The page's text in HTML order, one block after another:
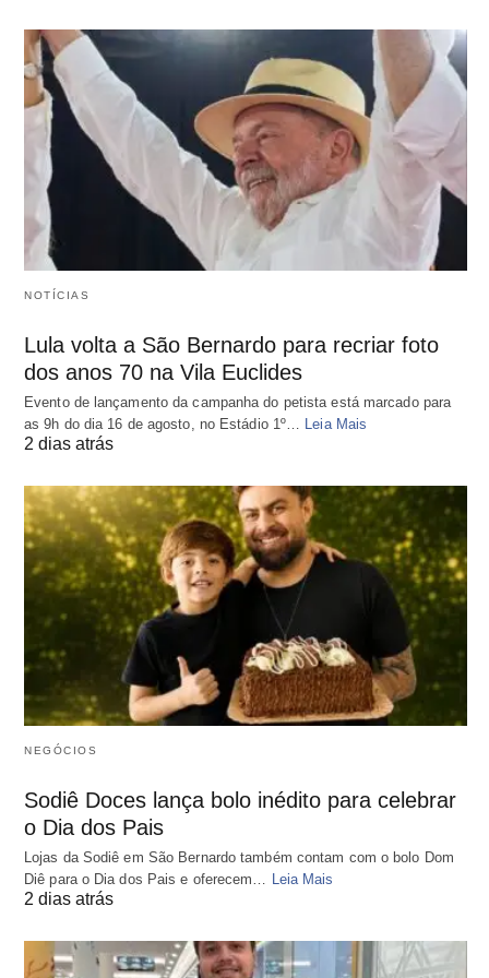
NOTÍCIAS
Lula volta a São Bernardo para recriar foto
dos anos 70 na Vila Euclides
Evento de lançamento da campanha do petista está marcado para
as 9h do dia 16 de agosto, no Estádio 1º…
Leia Mais
2 dias atrás
NEGÓCIOS
Sodiê Doces lança bolo inédito para celebrar
o Dia dos Pais
Lojas da Sodiê em São Bernardo também contam com o bolo Dom
Diê para o Dia dos Pais e oferecem… Leia Mais
2 dias atrás